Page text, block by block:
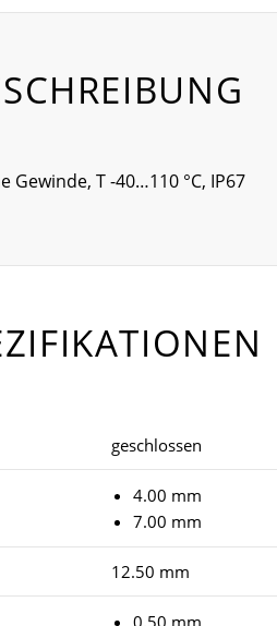
T -40…110 °C, IP67
geschlossen
4.00 mm
7.00 mm
12.50 mm
0.50 mm